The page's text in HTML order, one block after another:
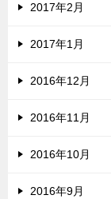
2017年2月
2017年1月
2016年12月
2016年11月
2016年10月
2016年9月